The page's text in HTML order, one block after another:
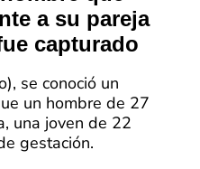
a su pareja
capturado
se conoció un
un hombre de 27
una joven de 22
gestación.